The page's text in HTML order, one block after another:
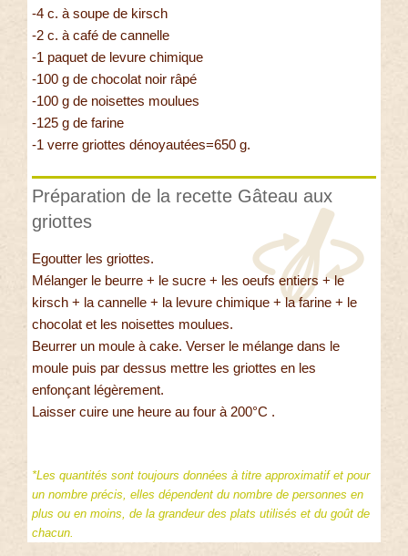
-4 c. à soupe de kirsch
-2 c. à café de cannelle
-1 paquet de levure chimique
-100 g de chocolat noir râpé
-100 g de noisettes moulues
-125 g de farine
-1 verre griottes dénoyautées=650 g.
Préparation de la recette Gâteau aux
griottes
Egoutter les griottes.
Mélanger le beurre + le sucre + les oeufs entiers + le
kirsch + la cannelle + la levure chimique + la farine + le
chocolat et les noisettes moulues.
Beurrer un moule à cake. Verser le mélange dans le
moule puis par dessus mettre les griottes en les
enfonçant légèrement.
Laisser cuire une heure au four à 200°C .
*Les quantités sont toujours données à titre approximatif et pour
un nombre précis, elles dépendent du nombre de personnes en
plus ou en moins, de la grandeur des plats utilisés et du goût de
chacun.